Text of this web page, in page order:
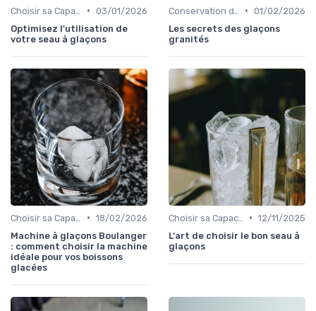
• 03/01/2026
Optimisez l'utilisation de
votre seau à glaçons
• 01/02/2026
Les secrets des glaçons
granités
• 18/02/2026
Machine à glaçons Boulanger
: comment choisir la machine
idéale pour vos boissons
glacées
• 12/11/2025
L'art de choisir le bon seau à
glaçons